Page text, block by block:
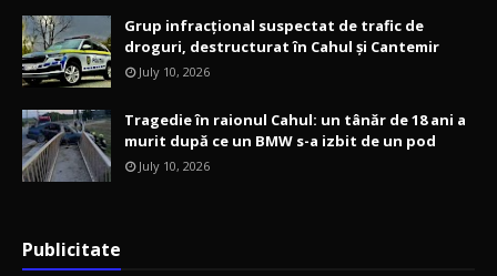
Grup infracțional suspectat de trafic de
droguri, destructurat în Cahul și Cantemir
July 10, 2026
Tragedie în raionul Cahul: un tânăr de 18 ani a
murit după ce un BMW s-a izbit de un pod
July 10, 2026
Publicitate